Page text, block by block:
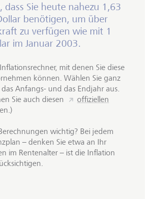
dass Sie heute nahezu 1,63
benötigen, um über
zu verfügen wie mit 1
im Januar 2003.
mit denen Sie diese
können. Wählen Sie ganz
Anfangs- und das Endjahr aus.
Sie auch diesen
offiziellen
wichtig? Bei jedem
– denken Sie etwa an Ihr
im Rentenalter – ist die Inflation